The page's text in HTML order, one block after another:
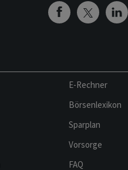
E-Rechner
Börsenlexikon
Sparplan
Vorsorge
FAQ